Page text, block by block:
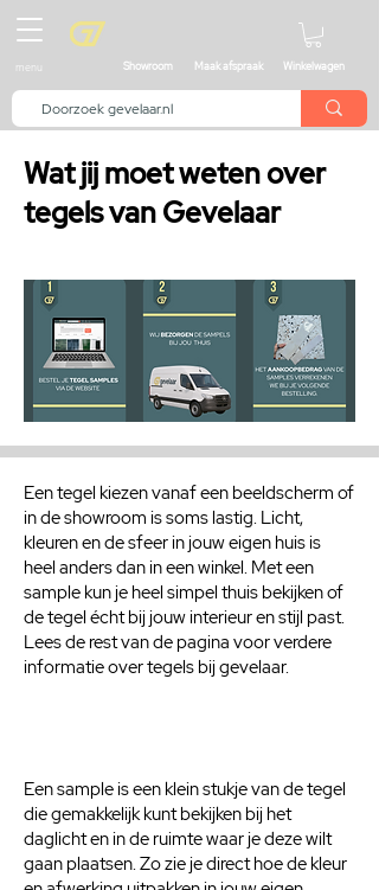
menu Showroom Maak afspraak Winkelwagen
Wat jij moet weten over
tegels van Gevelaar
Een tegel kiezen vanaf een beeldscherm of
in de showroom is soms lastig. Licht,
kleuren en de sfeer in jouw eigen huis is
heel anders dan in een winkel. Met een
sample kun je heel simpel thuis bekijken of
de tegel écht bij jouw interieur en stijl past.
Lees de rest van de pagina voor verdere
informatie over tegels bij gevelaar.
Een sample is een klein stukje van de tegel
die gemakkelijk kunt bekijken bij het
daglicht en in de ruimte waar je deze wilt
gaan plaatsen. Zo zie je direct hoe de kleur